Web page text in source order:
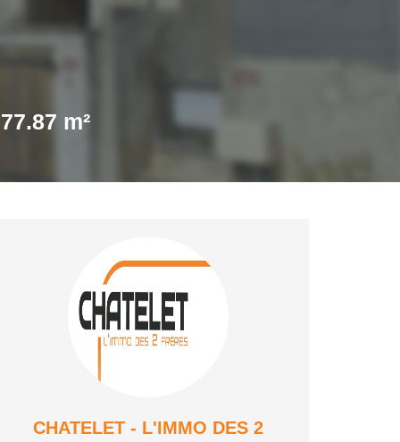
77.87 m²
CHATELET - L'IMMO DES 2